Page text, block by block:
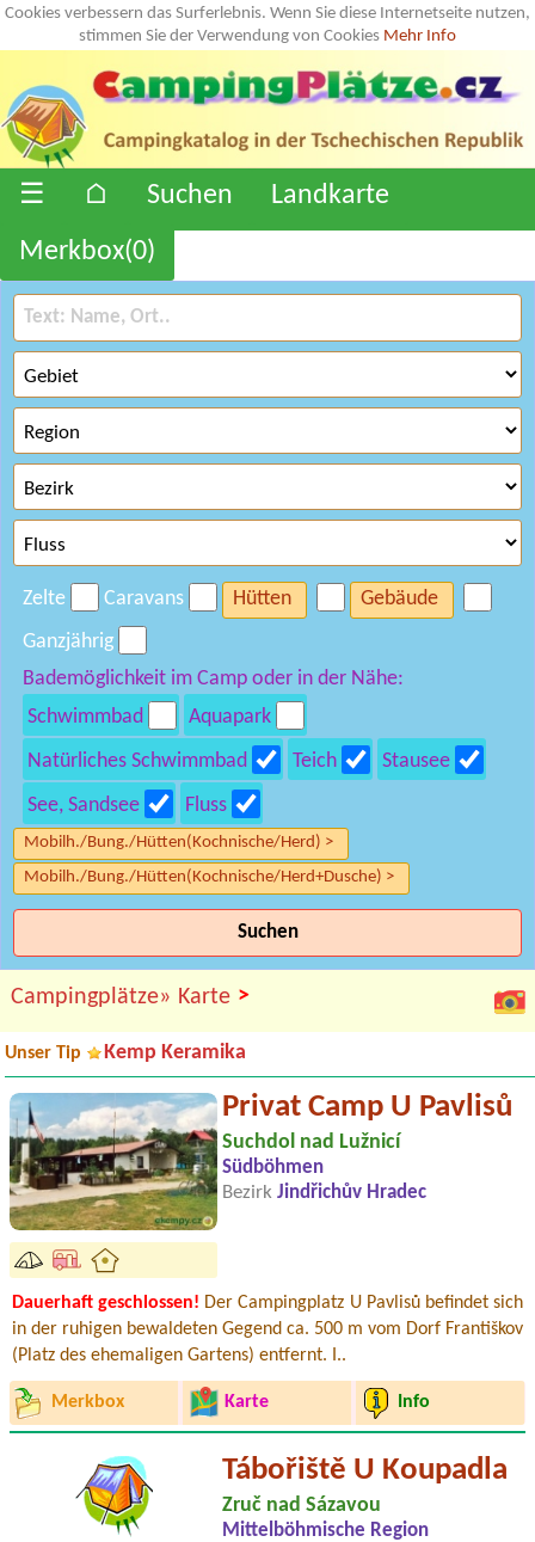
Cookies verbessern das Surferlebnis. Wenn Sie diese Internetseite nutzen,
stimmen Sie der Verwendung von Cookies Mehr Info
☰ ⌂ Suchen
Landkarte
Merkbox(0)
Zelte Caravans Hütten
Gebäude
Ganzjährig
Bademöglichkeit im Camp oder in der Nähe:
Schwimmbad
Aquapark
Natürliches Schwimmbad
Teich
Stausee
See, Sandsee
Fluss
Mobilh./Bung./Hütten(Kochnische/Herd) >
Mobilh./Bung./Hütten(Kochnische/Herd+Dusche) >
Suchen
Campingplätze» Karte >
Unser Tip Kemp Keramika
Privat Camp U Pavlisů
Suchdol nad Lužnicí
Südböhmen
Bezirk Jindřichův Hradec
Dauerhaft geschlossen! Der Campingplatz U Pavlisů befindet sich
in der ruhigen bewaldeten Gegend ca. 500 m vom Dorf Františkov
(Platz des ehemaligen Gartens) entfernt. I..
Merkbox Karte Info
Tábořiště U Koupadla
Zruč nad Sázavou
Mittelböhmische Region